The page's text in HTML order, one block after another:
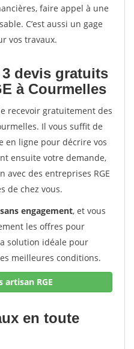
faire appel à une
C’est aussi un gage
vos travaux.
3 devis gratuits
à Courmelles
recevoir gratuitement des
Il vous suffit de
ligne pour décrire vos
ensuite votre demande,
avec des entreprises RGE
de chez vous.
engagement, et vous
les offres pour
solution idéale pour
meilleures conditions.
artisan RGE
en toute